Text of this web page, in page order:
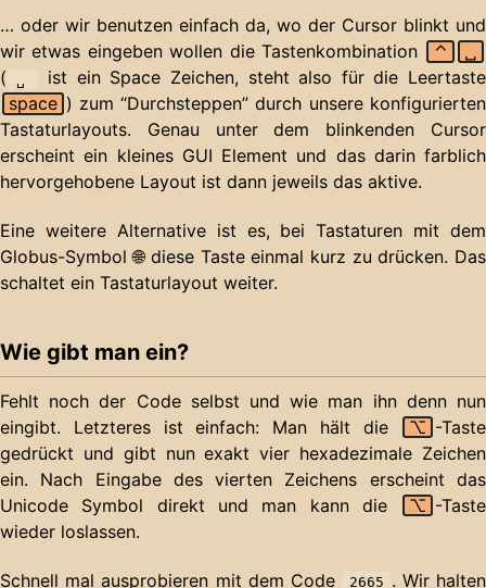
… oder wir benutzen einfach da, wo der Cursor blinkt und
wir etwas eingeben wollen die Tastenkombination
⌃
␣
(
ist ein Space Zeichen, steht also für die Leertaste
space ) zum “Durchsteppen” durch unsere konfigurierten
Tastaturlayouts. Genau unter dem blinkenden Cursor
erscheint ein kleines GUI Element und das darin farblich
hervorgehobene Layout ist dann jeweils das aktive.
Eine weitere Alternative ist es, bei Tastaturen mit dem
Globus-Symbol 🌐 diese Taste einmal kurz zu drücken. Das
schaltet ein Tastaturlayout weiter.
Wie gibt man ein?
Fehlt noch der Code selbst und wie man ihn denn nun
eingibt. Letzteres ist einfach: Man hält die
⌥ -Taste
gedrückt und gibt nun exakt vier hexadezimale Zeichen
ein. Nach Eingabe des vierten Zeichens erscheint das
Unicode Symbol direkt und man kann die
⌥ -Taste
wieder loslassen.
Schnell mal ausprobieren mit dem Code 2665 . Wir halten